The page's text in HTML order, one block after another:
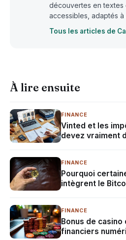
découvertes en textes
accessibles, adaptés à
Tous les articles de
À lire ensuite
FINANCE
Vinted et les
devez vraiment
FINANCE
Pourquoi
intègrent le
FINANCE
Bonus de
financiers